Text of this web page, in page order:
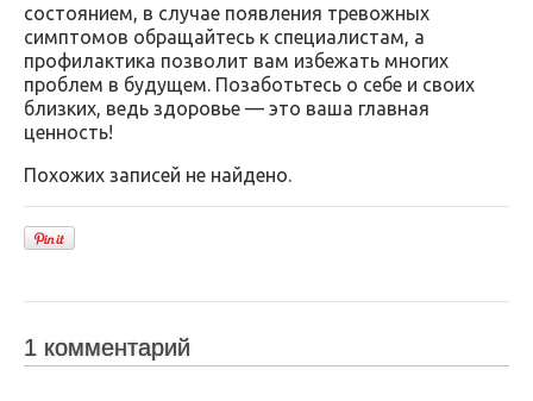
состоянием, в случае появления тревожных
симптомов обращайтесь к специалистам, а
профилактика позволит вам избежать многих
проблем в будущем. Позаботьтесь о себе и своих
близких, ведь здоровье — это ваша главная
ценность!
Похожих записей не найдено.
1 комментарий